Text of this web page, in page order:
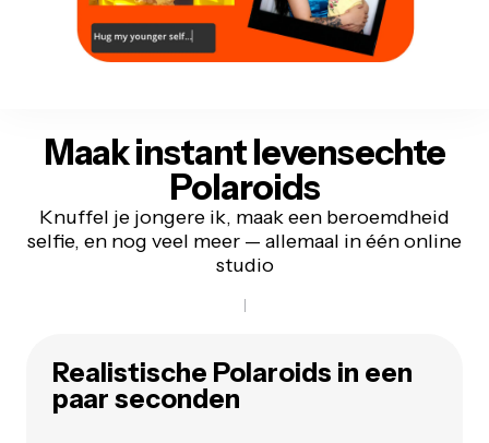
Maak instantlevensechte
Polaroids
Knuffel je jongere ik, maak een beroemdheid
selfie, en nog veel meer — allemaal in één online
studio
Realistische Polaroids in een
paar seconden